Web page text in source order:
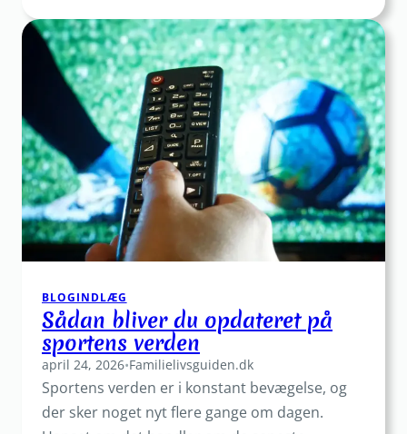
gode
tips
til
at
komme
i
gang
med
yogatræningen
derhjemme
BLOGINDLÆG
Sådan bliver du opdateret på
sportens verden
april 24, 2026•Familielivsguiden.dk
Sportens verden er i konstant bevægelse, og
der sker noget nyt flere gange om dagen.